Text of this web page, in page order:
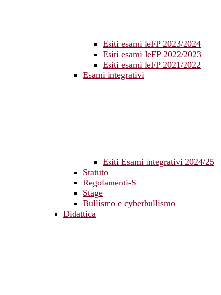
Esiti esami leFP 2023/2024
Esiti esami IeFP 2022/2023
Esiti esami leFP 2021/2022
Esami integrativi
Esiti Esami integrativi 2024/25
Statuto
Regolamenti-S
Stage
Bullismo e cyberbullismo
Didattica